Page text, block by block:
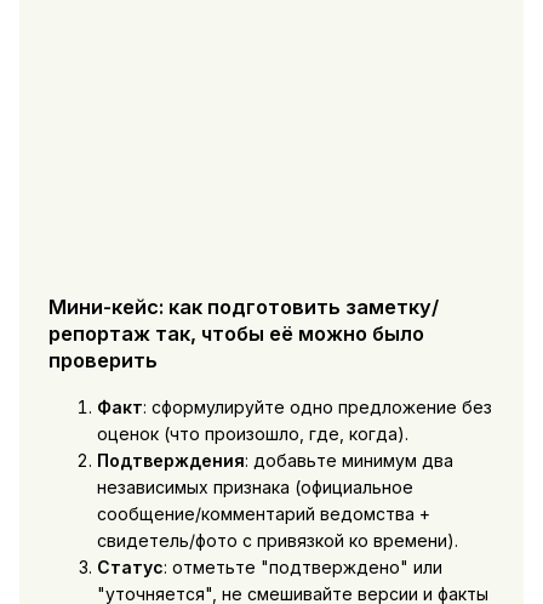
Мини-кейс: как подготовить заметку/
репортаж так, чтобы её можно было
проверить
Факт: сформулируйте одно предложение без
оценок (что произошло, где, когда).
Подтверждения: добавьте минимум два
независимых признака (официальное
сообщение/комментарий ведомства +
свидетель/фото с привязкой ко времени).
Статус: отметьте "подтверждено" или
"уточняется", не смешивайте версии и факты